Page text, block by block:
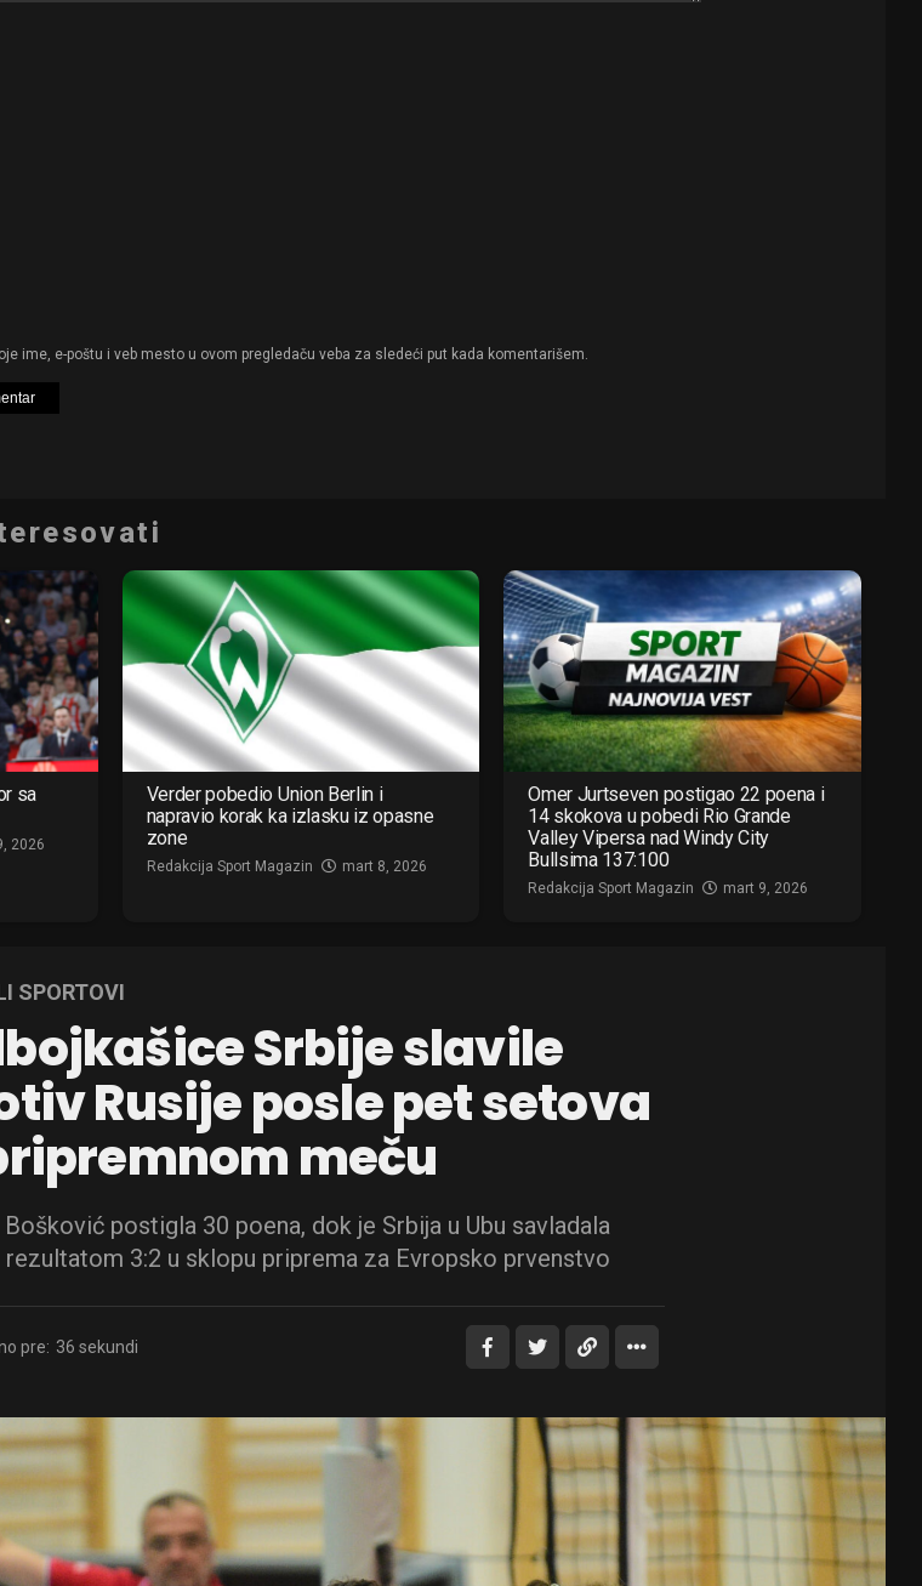
ime, e-poštu i veb mesto u ovom pregledaču veba za sledeći put kada komentarišem.
sa
2026
Verder pobedio Union Berlin i
napravio korak ka izlasku iz opasne
zone
Redakcija Sport Magazin mart 8, 2026
Omer Jurtseven postigao 22 poena i
14 skokova u pobedi Rio Grande
Valley Vipersa nad Windy City
Bullsima 137:100
Redakcija Sport Magazin mart 9, 2026
SPORTOVI
Srbije slavile
Rusije posle pet setova
meču
Bošković postigla 30 poena, dok je Srbija u Ubu savladala
rezultatom 3:2 u sklopu priprema za Evropsko prvenstvo
pre: 36 sekundi